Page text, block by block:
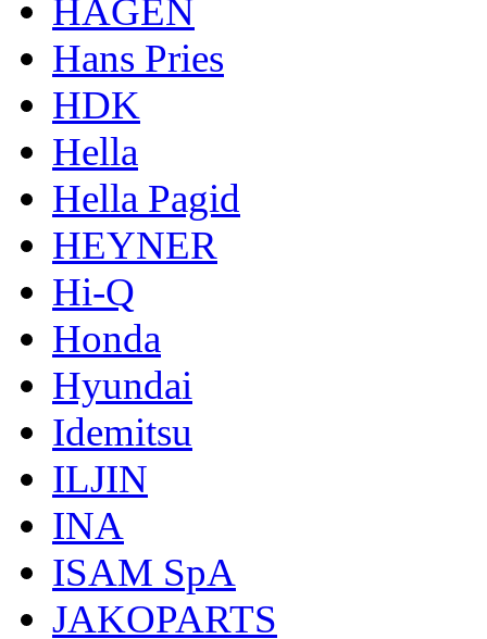
HAGEN
Hans Pries
HDK
Hella
Hella Pagid
HEYNER
Hi-Q
Honda
Hyundai
Idemitsu
ILJIN
INA
ISAM SpA
JAKOPARTS